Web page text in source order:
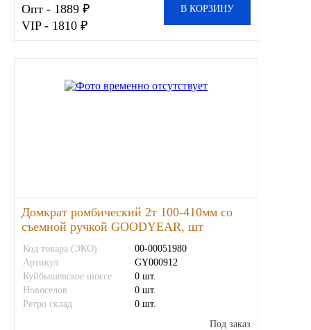
Опт - 1889 ₽
VIP - 1810 ₽
В КОРЗИНУ
Домкрат ромбический 2т 100-410мм со
съемной ручкой GOODYEAR, шт
Код товара (ЭКО)
00-00051980
Артикул
GY000912
Куйбышевское шоссе
0 шт.
Новоселов
0 шт.
Ретро склад
0 шт.
Под заказ